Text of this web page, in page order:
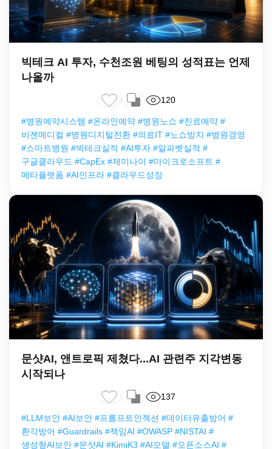
빅테크 AI 투자, 수천조원 베팅의 성적표는 언제
나올까
120
#병원예약시스템 #온라인예약 #병원노쇼 #진료예약 #
비젠메디컬 #병원디지털전환 #의료IT #노쇼방지 #병원경영
#스마트병원 #빅테크실적 #AI투자 #알파벳실적 #
구글클라우드 #CapEx #제미나이 #마이크로소프트 #
메타플랫폼 #AI인프라 #클라우드성장
문샷AI, 앤트로픽 제쳤다...AI 관련주 지각변동
시작되나
137
#LLM보안 #AI보안 #프롬프트인젝션 #데이터유출방어 #
환각방어 #Guardrails #책임AI #OWASP #NISTAI #
생성형AI보안 #문샷AI #KimiK3 #AI모델 #오픈소스AI #